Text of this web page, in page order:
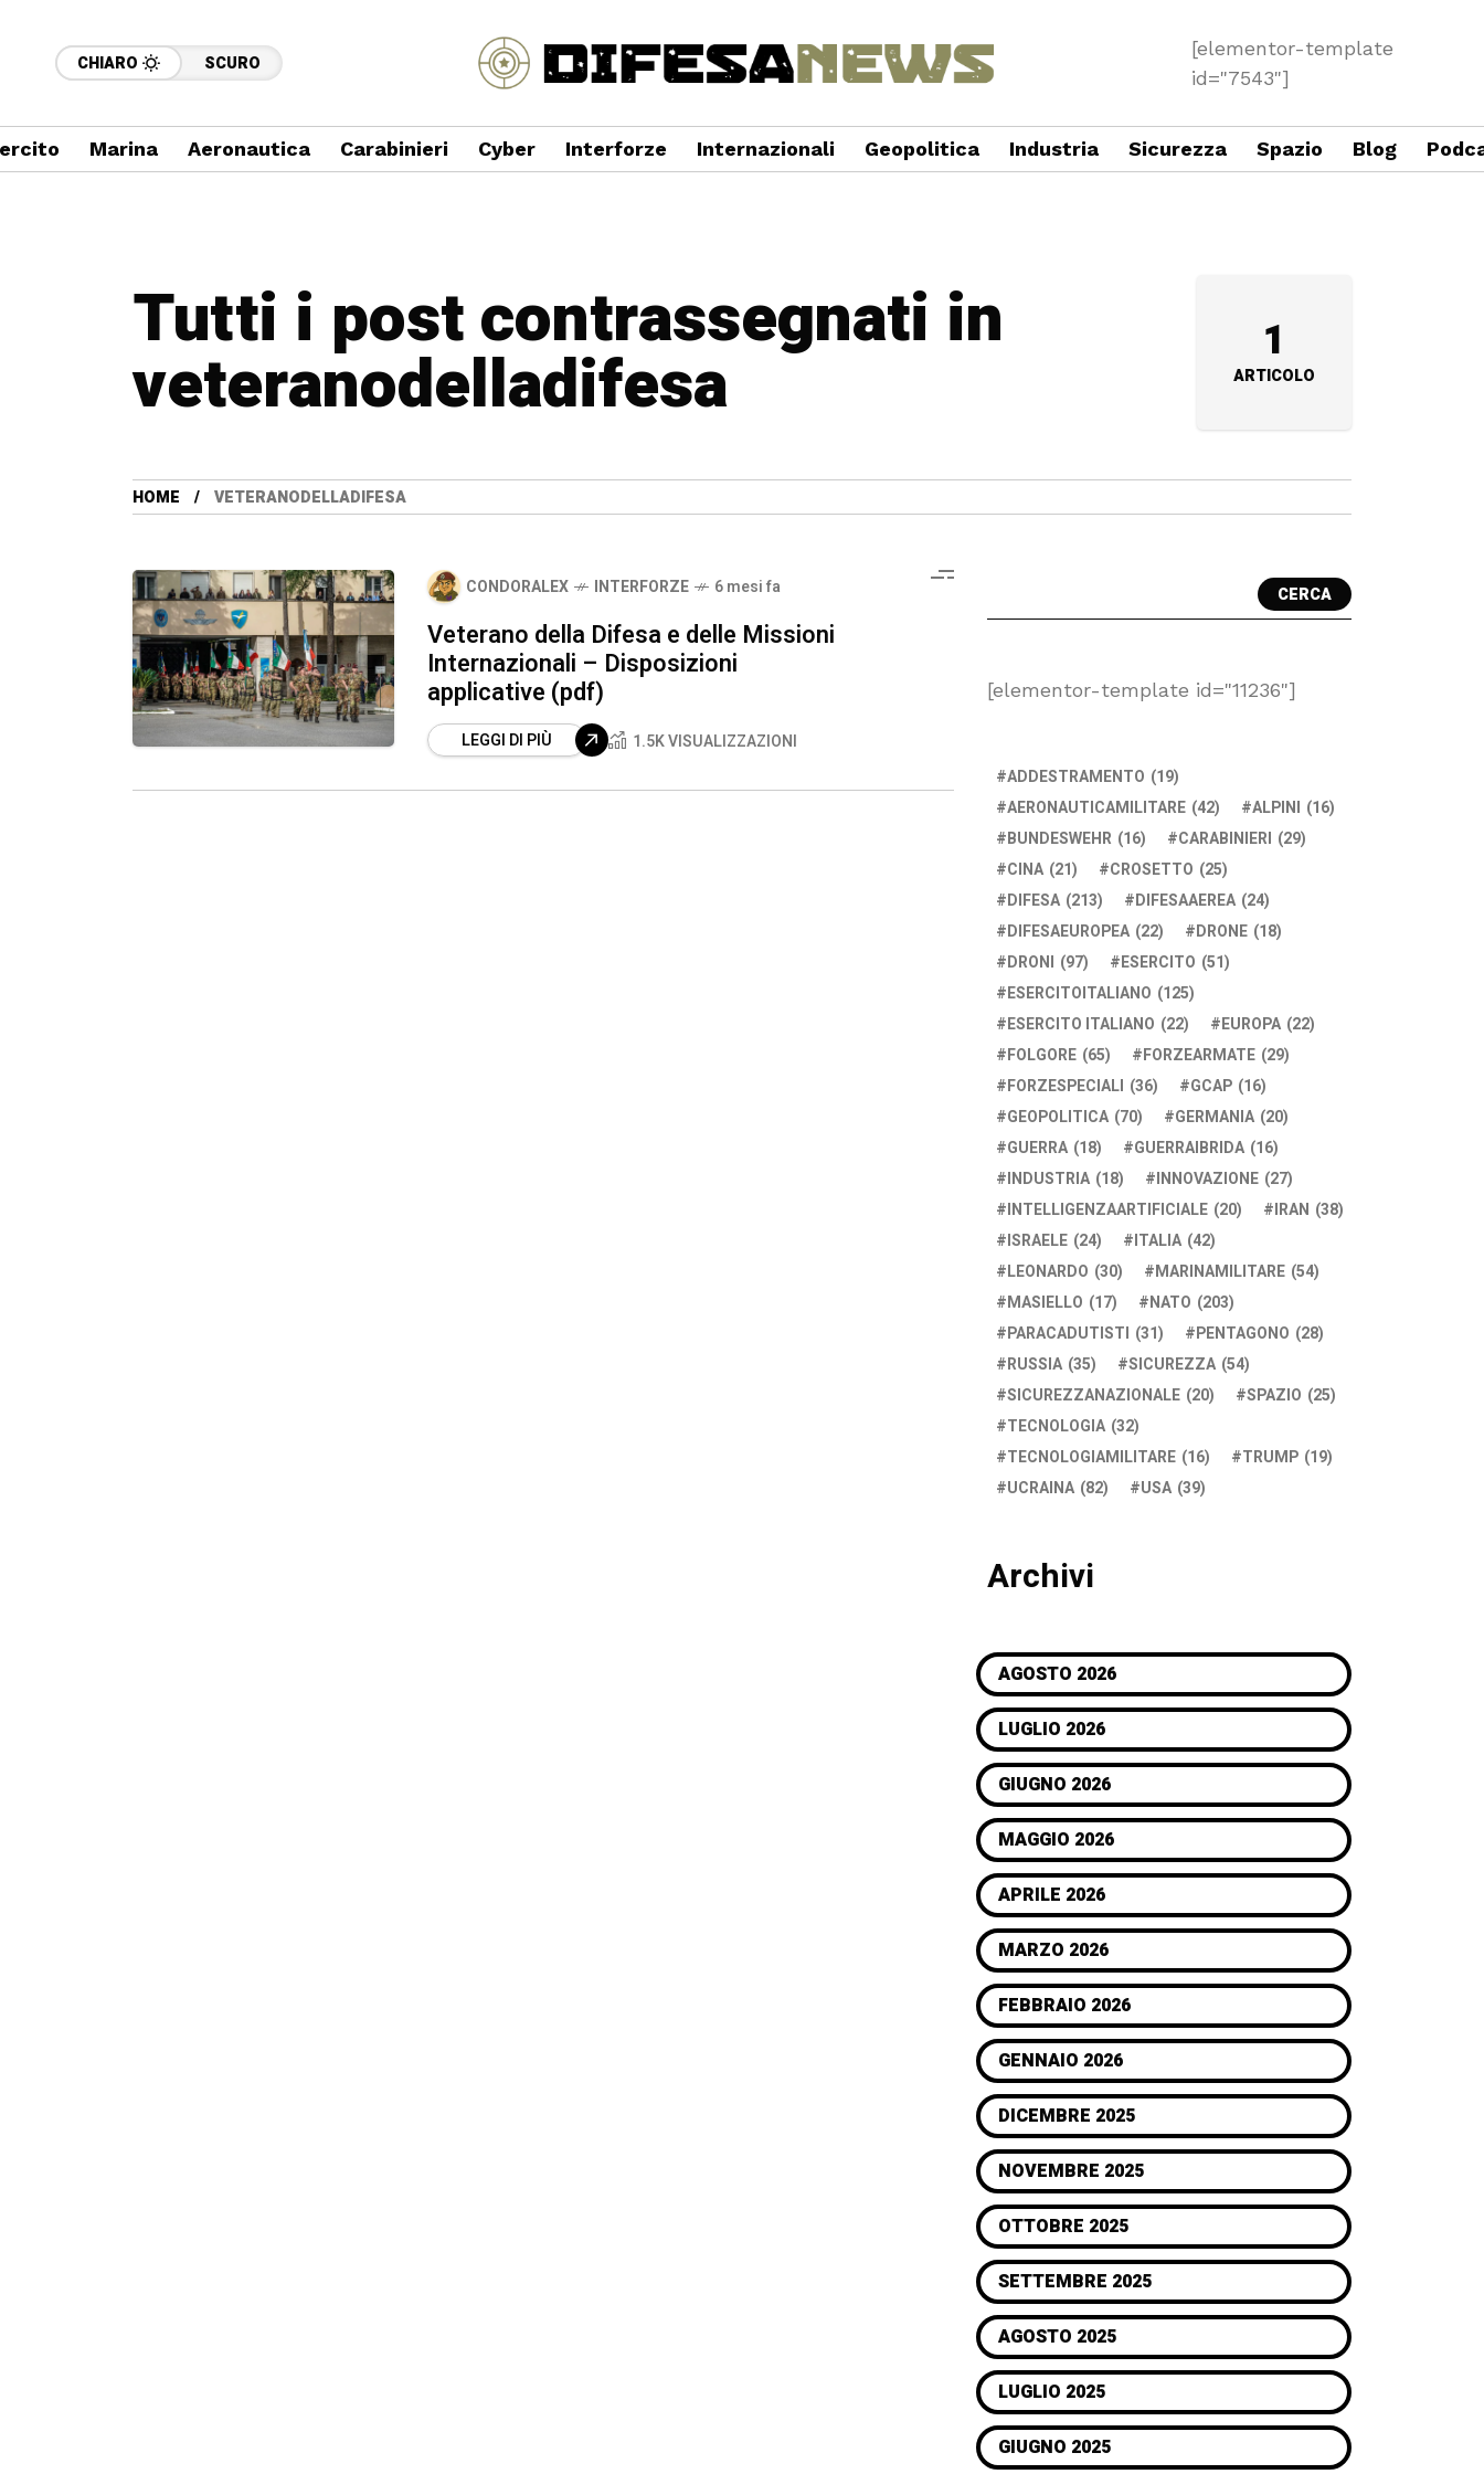
CHIARO SCURO
[elementor-template
id="7543"]
Marina Aeronautica Carabinieri Cyber Interforze Internazionali Geopolitica Industria Sicurezza Spazio Blog
Tutti i post contrassegnati in
veteranodelladifesa 1
ARTICOLO
HOME VETERANODELLADIFESA
CONDORALEX INTERFORZE 6 mesi fa
Veterano della Difesa e delle Missioni
Internazionali – Disposizioni
applicative (pdf)
LEGGI DI PIÙ 1.5K VISUALIZZAZIONI
CERCA
[elementor-template id="11236"]
ADDESTRAMENTO (19)
AERONAUTICAMILITARE (42) ALPINI (16)
BUNDESWEHR (16) CARABINIERI (29)
CINA (21) CROSETTO (25)
DIFESA (213) DIFESAAEREA (24)
DIFESAEUROPEA (22) DRONE (18)
DRONI (97) ESERCITO (51)
ESERCITOITALIANO (125)
ESERCITO ITALIANO (22) EUROPA (22)
FOLGORE (65) FORZEARMATE (29)
FORZESPECIALI (36) GCAP (16)
GEOPOLITICA (70) GERMANIA (20)
GUERRA (18) GUERRAIBRIDA (16)
INDUSTRIA (18) INNOVAZIONE (27)
INTELLIGENZAARTIFICIALE (20) IRAN (38)
ISRAELE (24) ITALIA (42)
LEONARDO (30) MARINAMILITARE (54)
MASIELLO (17) NATO (203)
PARACADUTISTI (31) PENTAGONO (28)
RUSSIA (35) SICUREZZA (54)
SICUREZZANAZIONALE (20) SPAZIO (25)
TECNOLOGIA (32)
TECNOLOGIAMILITARE (16) TRUMP (19)
UCRAINA (82) USA (39)
Archivi
AGOSTO 2026
LUGLIO 2026
GIUGNO 2026
MAGGIO 2026
APRILE 2026
MARZO 2026
FEBBRAIO 2026
GENNAIO 2026
DICEMBRE 2025
NOVEMBRE 2025
OTTOBRE 2025
SETTEMBRE 2025
AGOSTO 2025
LUGLIO 2025
GIUGNO 2025